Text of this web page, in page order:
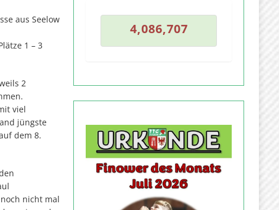
aus Seelow
1 – 3
2
viel
jüngste
dem 8.
nicht mal
4
4
,
,
0
0
8
8
6
6
,
,
7
7
0
07
6